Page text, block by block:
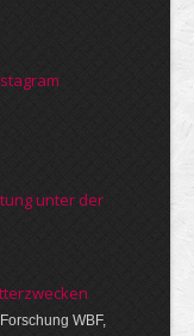
unter der
WBF,